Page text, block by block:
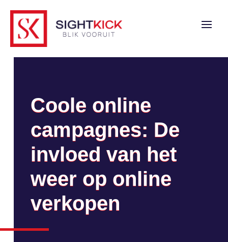
Coole online
campagnes: De
invloed van het
weer op online
verkopen